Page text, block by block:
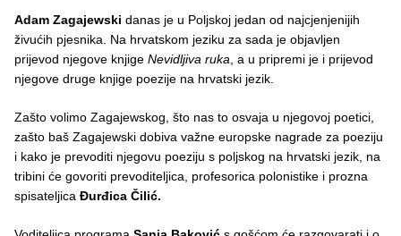
Adam Zagajewski danas je u Poljskoj jedan od najcjenjenijih
živućih pjesnika. Na hrvatskom jeziku za sada je objavljen
prijevod njegove knjige Nevidljiva ruka , a u pripremi je i prijevod
njegove druge knjige poezije na hrvatski jezik.
Zašto volimo Zagajewskog, što nas to osvaja u njegovoj poetici,
zašto baš Zagajewski dobiva važne europske nagrade za poeziju
i kako je prevoditi njegovu poeziju s poljskog na hrvatski jezik, na
tribini će govoriti prevoditeljica, profesorica polonistike i prozna
spisateljica Đurđica Čilić.